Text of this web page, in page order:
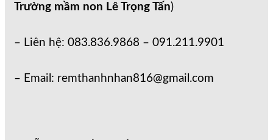
Trường mầm non Lê Trọng Tấn)
– Liên hệ: 083.836.9868 – 091.211.9901
– Email: remthanhnhan816@gmail.com